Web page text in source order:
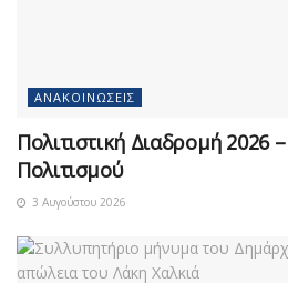
ΑΝΑΚΟΙΝΏΣΕΙΣ
Πολιτιστική Διαδρομή 2026
Πολιτισμού
3 Αυγούστου 2026